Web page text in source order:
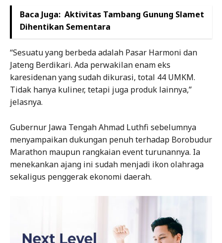
Baca Juga: Aktivitas Tambang Gunung Slamet
Dihentikan Sementara
“Sesuatu yang berbeda adalah Pasar Harmoni dan
Jateng Berdikari. Ada perwakilan enam eks
karesidenan yang sudah dikurasi, total 44 UMKM.
Tidak hanya kuliner, tetapi juga produk lainnya,”
jelasnya.
Gubernur Jawa Tengah Ahmad Luthfi sebelumnya
menyampaikan dukungan penuh terhadap Borobudur
Marathon maupun rangkaian event turunannya. Ia
menekankan ajang ini sudah menjadi ikon olahraga
sekaligus penggerak ekonomi daerah.